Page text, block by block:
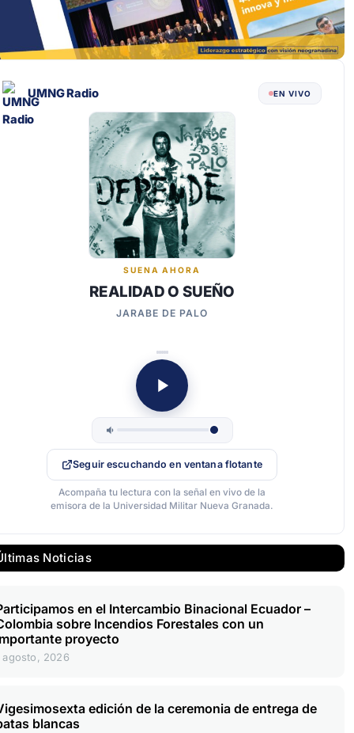
UMNG Radio EN VIVO
SUENA AHORA
REALIDAD O SUEÑO
JARABE DE PALO
Seguir escuchando en ventana flotante
Acompaña tu lectura con la señal en vivo de la
emisora de la Universidad Militar Nueva Granada.
Noticias
en el Intercambio Binacional Ecuador –
sobre Incendios Forestales con un
proyecto
agosto, 2026
edición de la ceremonia de entrega de
blancas